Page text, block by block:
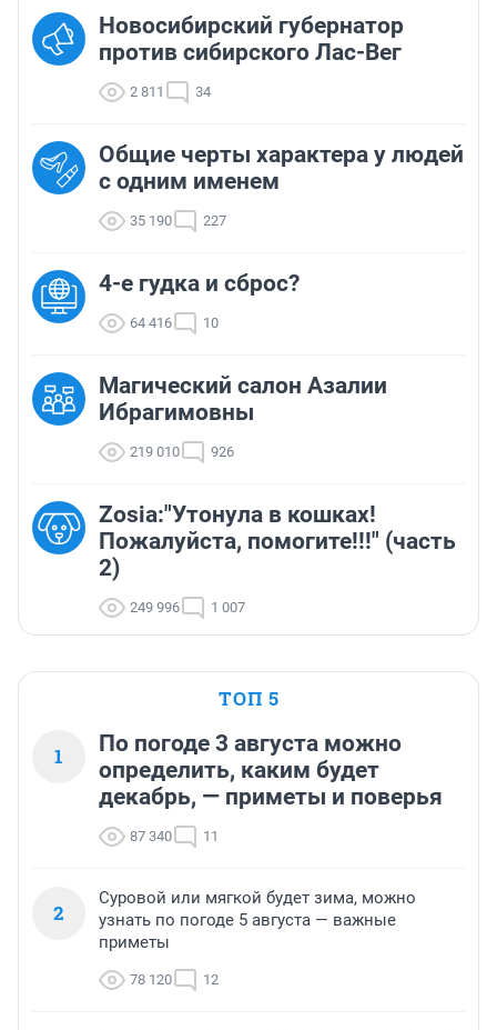
Новосибирский губернатор
против сибирского Лас-Вег
2 811 34
Общие черты характера у людей
с одним именем
35 190 227
4-е гудка и сброс?
64 416 10
Магический салон Азалии
Ибрагимовны
219 010 926
Zosia:"Утонула в кошках!
Пожалуйста, помогите!!!" (часть
2)
249 996 1 007
ТОП 5
1
По погоде 3 августа можно
определить, каким будет
декабрь, — приметы и поверья
87 340 11
2
Суровой или мягкой будет зима, можно
узнать по погоде 5 августа — важные
приметы
78 120 12